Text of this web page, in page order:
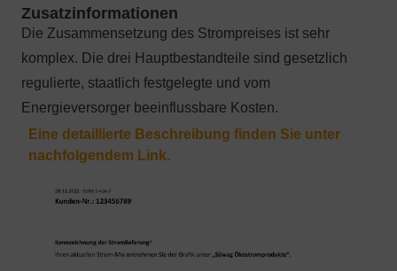
Die Zusammensetzung des Strompreises ist sehr
komplex. Die drei Hauptbestandteile sind gesetzlich
regulierte, staatlich festgelegte und vom
Energieversorger beeinflussbare Kosten.